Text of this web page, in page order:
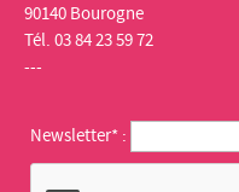
90140 Bourogne
Tél. 03 84 23 59 72
---
Newsletter* :